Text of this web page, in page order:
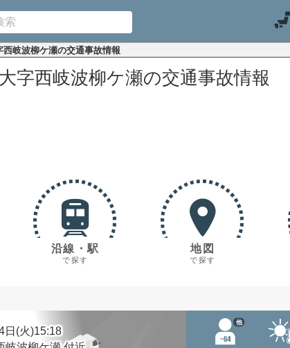
西岐波柳ケ瀬の交通事故情報
字西岐波柳ケ瀬の交通事故情報
沿線・駅
で探す
地図
で探す
日(火)15:18
他